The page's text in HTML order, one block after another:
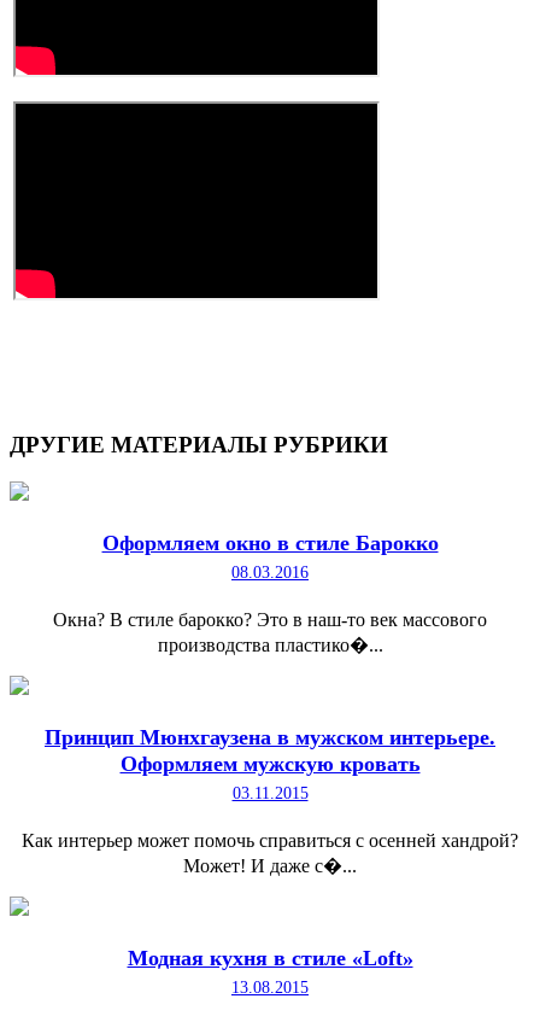
ДРУГИЕ МАТЕРИАЛЫ РУБРИКИ
Оформляем окно в стиле Барокко
08.03.2016
Окна? В стиле барокко? Это в наш-то век массового
производства пластико�...
Принцип Мюнхгаузена в мужском интерьере.
Оформляем мужскую кровать
03.11.2015
Как интерьер может помочь справиться с осенней хандрой?
Может! И даже с�...
Модная кухня в стиле «Loft»
13.08.2015